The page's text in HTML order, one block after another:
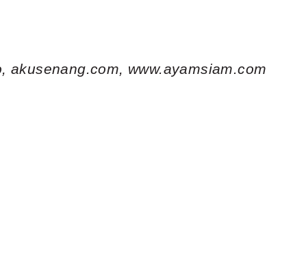
akusenang.com, www.ayamsiam.com